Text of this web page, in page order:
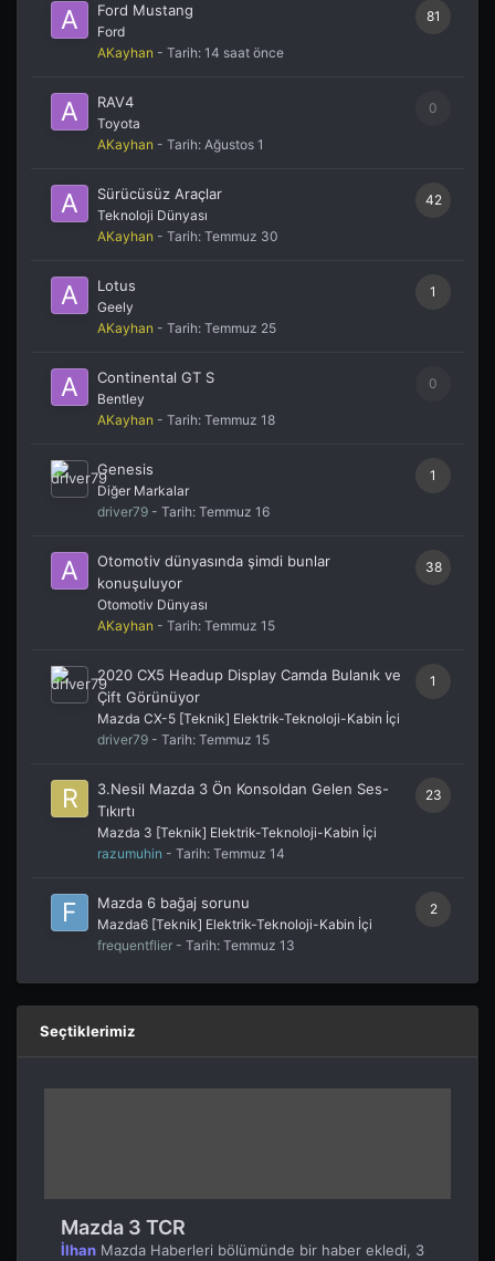
81
Ford Mustang
Ford
AKayhan - Tarih: 14 saat önce
0
RAV4
Toyota
AKayhan - Tarih: Ağustos 1
42
Sürücüsüz Araçlar
Teknoloji Dünyası
AKayhan - Tarih: Temmuz 30
1
Lotus
Geely
AKayhan - Tarih: Temmuz 25
0
Continental GT S
Bentley
AKayhan - Tarih: Temmuz 18
1
Genesis
Diğer Markalar
driver79 - Tarih: Temmuz 16
38
Otomotiv dünyasında şimdi bunlar
konuşuluyor
Otomotiv Dünyası
AKayhan - Tarih: Temmuz 15
1
2020 CX5 Headup Display Camda Bulanık ve
Çift Görünüyor
Mazda CX-5 [Teknik] Elektrik-Teknoloji-Kabin İçi
driver79 - Tarih: Temmuz 15
23
3.Nesil Mazda 3 Ön Konsoldan Gelen Ses-
Tıkırtı
Mazda 3 [Teknik] Elektrik-Teknoloji-Kabin İçi
razumuhin - Tarih: Temmuz 14
2
Mazda 6 bağaj sorunu
Mazda6 [Teknik] Elektrik-Teknoloji-Kabin İçi
frequentflier - Tarih: Temmuz 13
Seçtiklerimiz
Mazda 3 TCR
İlhan Mazda Haberleri bölümünde bir haber ekledi, 3